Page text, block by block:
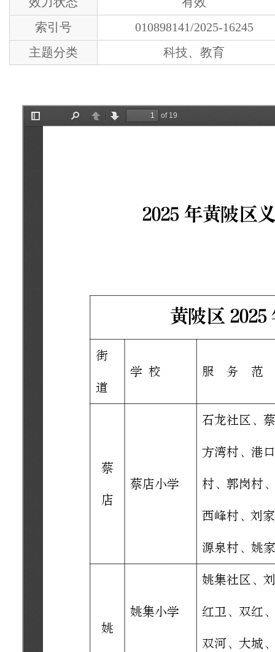
索引号
010898141/2025-16245
主题分类
科技、教育